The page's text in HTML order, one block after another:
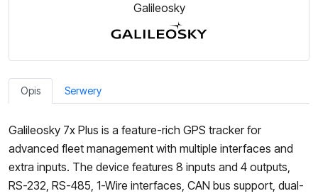
Galileosky
Opis Serwery
Galileosky 7x Plus is a feature-rich GPS tracker for
advanced fleet management with multiple interfaces and
extra inputs. The device features 8 inputs and 4 outputs,
RS-232, RS-485, 1-Wire interfaces, CAN bus support, dual-